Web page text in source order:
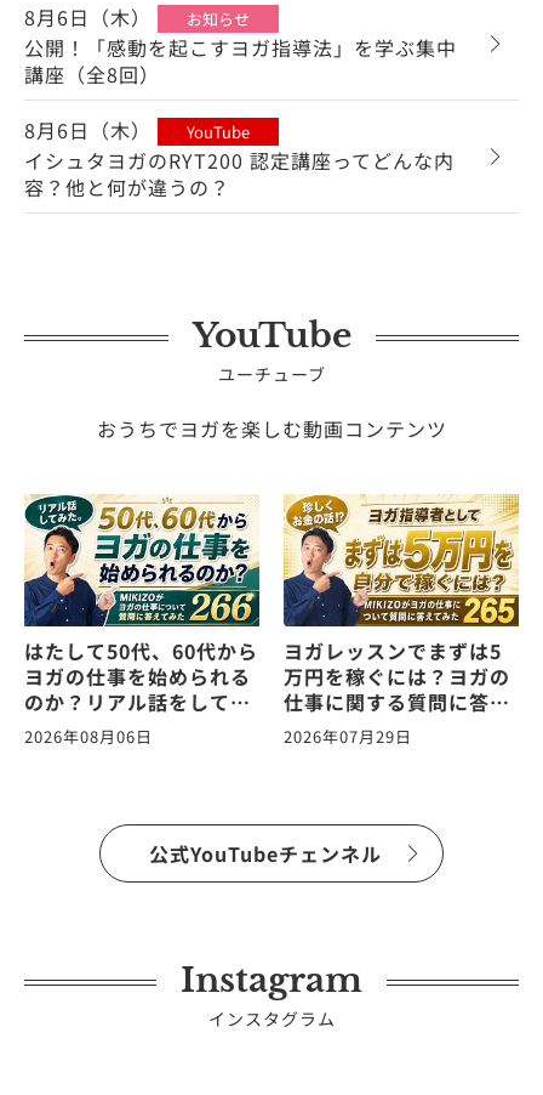
8月6日（木）
お知らせ
公開！「感動を起こすヨガ指導法」を学ぶ集中
講座（全8回）
8月6日（木）
YouTube
イシュタヨガのRYT200 認定講座ってどんな内
容？他と何が違うの？
YouTube
ユーチューブ
おうちでヨガを楽しむ動画コンテンツ
はたして50代、60代から
ヨガの仕事を始められる
のか？リアル話をしてみ
た。ヨガの仕事に関する
質問に答えます！
2026年08月06日
ヨガレッスンでまずは5
万円を稼ぐには？ヨガの
仕事に関する質問に答え
ます！vol.265
2026年07月29日
公式YouTubeチェンネル
Instagram
インスタグラム